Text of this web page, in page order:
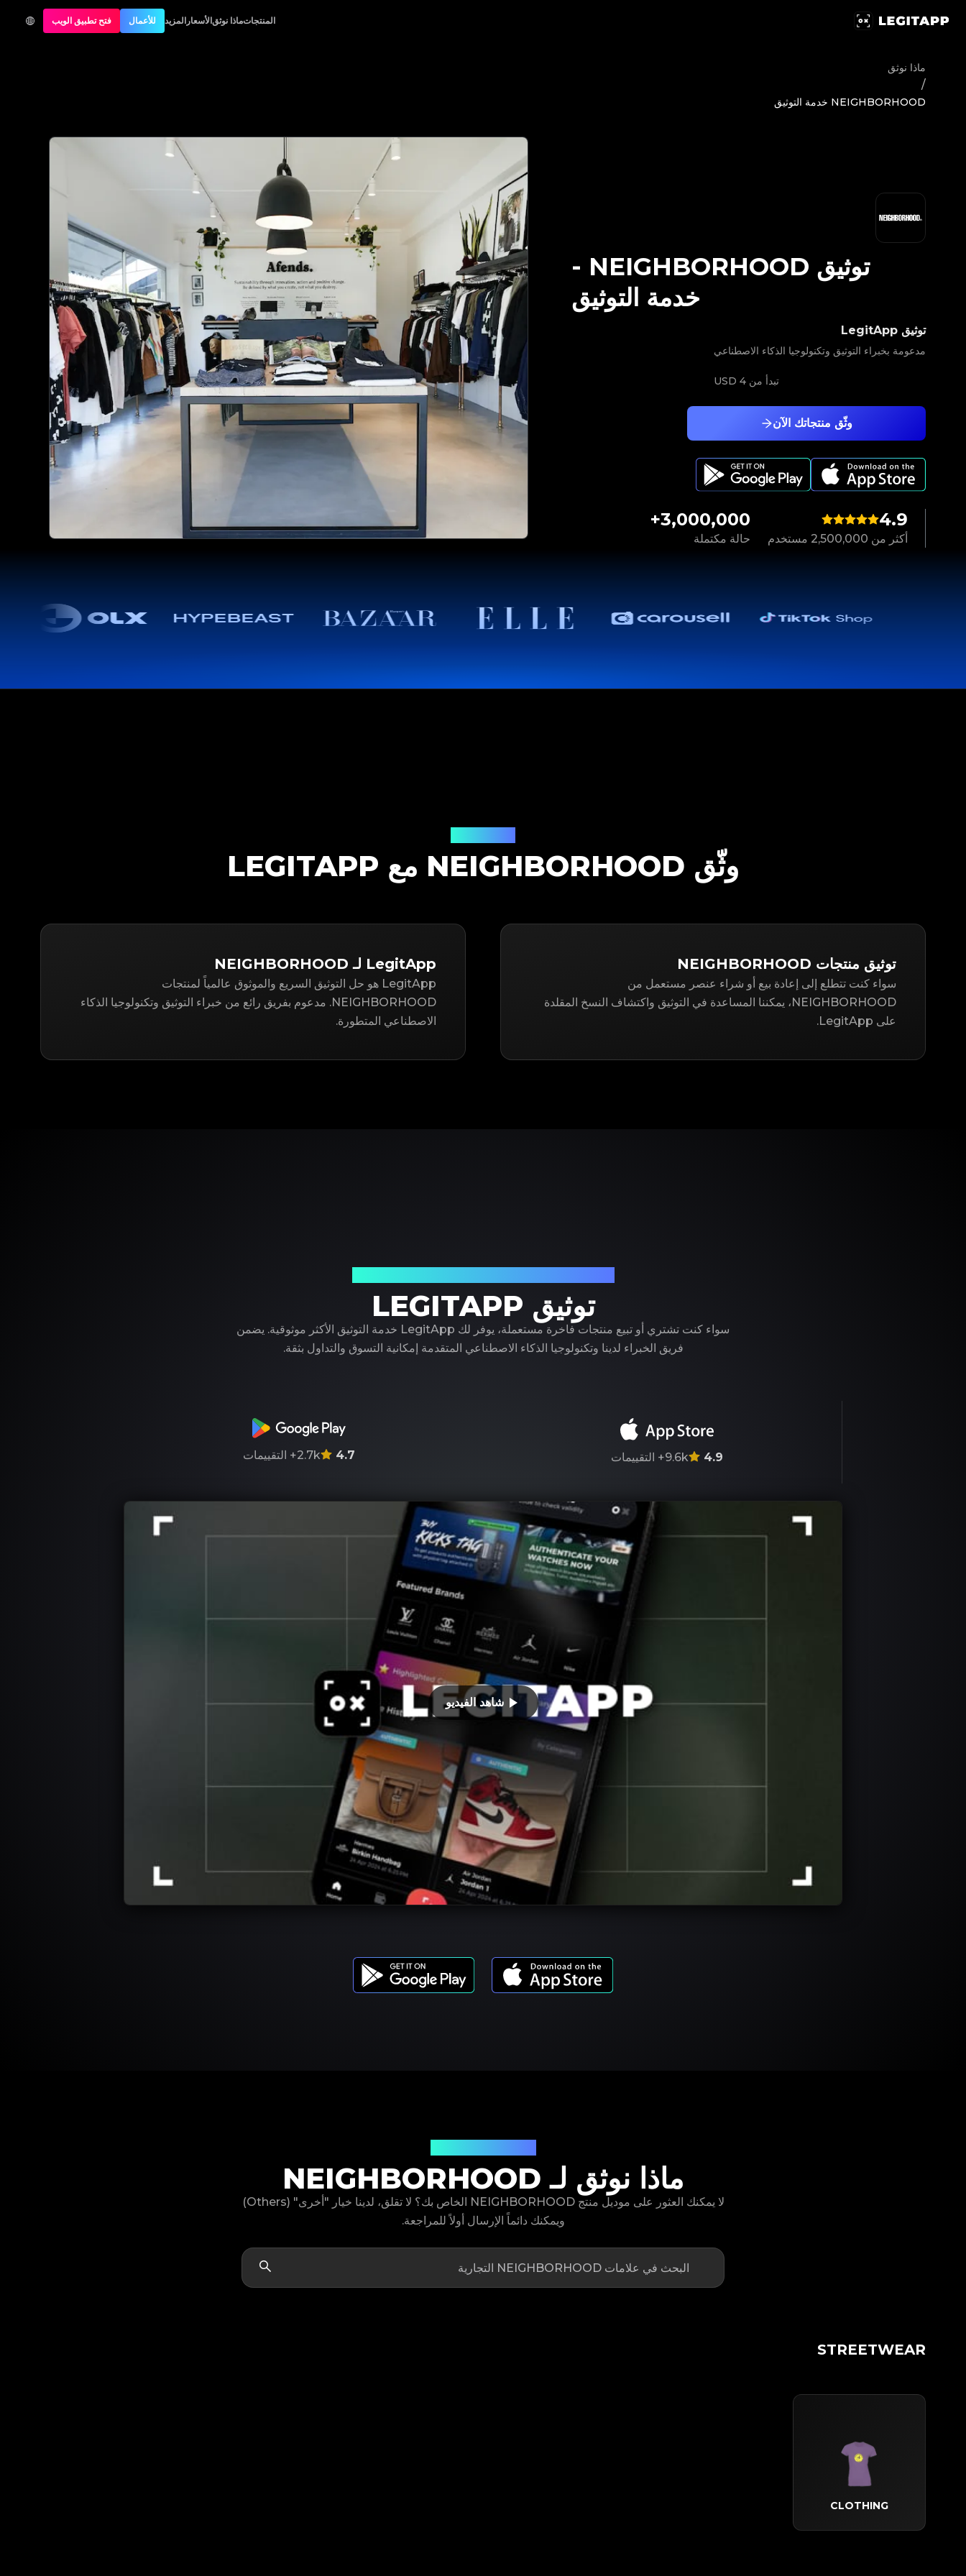
المنتجاتماذا نوثقالأسعار المزيد للأعمال فتح تطبيق الويب
ماذا نوثق
/
NEIGHBORHOOD خدمة التوثيق
4.9
أكثر من 2,500,000 مستخدم
3,000,000+
حالة مكتملة
وثّق منتجاتك الآن
توثيق LegitApp
مدعومة بخبراء التوثيق وتكنولوجيا الذكاء الاصطناعي
تبدأ من 4 USD
توثيق NEIGHBORHOOD
-
خدمة التوثيق
وثّق NEIGHBORHOOD مع LEGITAPP
توثيق منتجات NEIGHBORHOOD
سواء كنت تتطلع إلى إعادة بيع أو شراء عنصر مستعمل من
NEIGHBORHOOD، يمكننا المساعدة في التوثيق واكتشاف النسخ المقلدة
على LegitApp.
LegitApp لـ NEIGHBORHOOD
LegitApp هو حل التوثيق السريع والموثوق عالمياً لمنتجات
NEIGHBORHOOD. مدعوم بفريق رائع من خبراء التوثيق وتكنولوجيا الذكاء
الاصطناعي المتطورة.
توثيق LEGITAPP
سواء كنت تشتري أو تبيع منتجات فاخرة مستعملة، يوفر لك LegitApp خدمة التوثيق الأكثر موثوقية. يضمن
فريق الخبراء لدينا وتكنولوجيا الذكاء الاصطناعي المتقدمة إمكانية التسوق والتداول بثقة.
4.9
9.6k+ التقييمات 4.7
2.7k+ التقييمات
شاهد الفيديو
ماذا نوثق لـ NEIGHBORHOOD
لا يمكنك العثور على موديل منتج NEIGHBORHOOD الخاص بك؟ لا تقلق، لدينا خيار "أخرى" (Others)
ويمكنك دائماً الإرسال أولاً للمراجعة.
STREETWEAR
CLOTHING